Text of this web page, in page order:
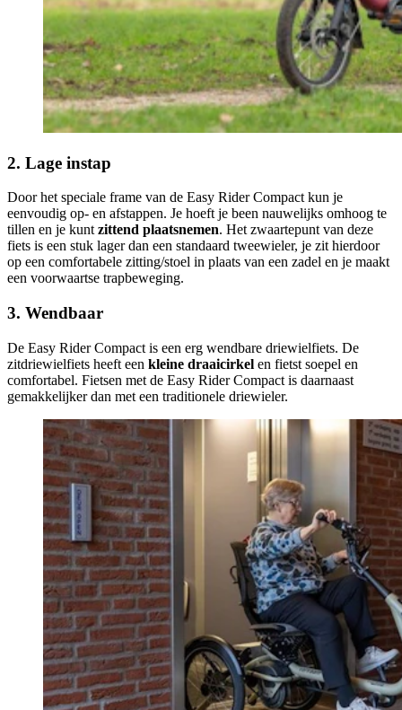
2. Lage instap
Door het speciale frame van de Easy Rider Compact kun je
eenvoudig op- en afstappen. Je hoeft je been nauwelijks omhoog te
tillen en je kunt zittend plaatsnemen. Het zwaartepunt van deze
fiets is een stuk lager dan een standaard tweewieler, je zit hierdoor
op een comfortabele zitting/stoel in plaats van een zadel en je maakt
een voorwaartse trapbeweging.
3. Wendbaar
De Easy Rider Compact is een erg wendbare driewielfiets. De
zitdriewielfiets heeft een kleine draaicirkel en fietst soepel en
comfortabel. Fietsen met de Easy Rider Compact is daarnaast
gemakkelijker dan met een traditionele driewieler.